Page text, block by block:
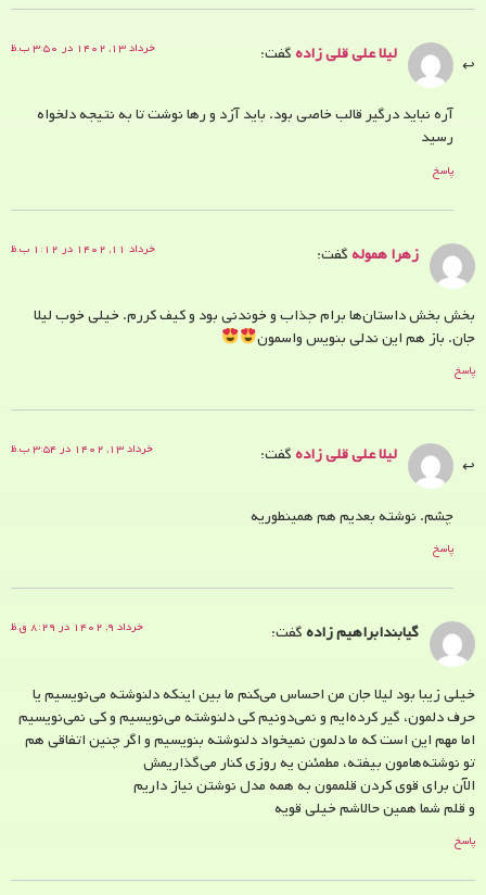
لیلا علی قلی زادهگفت: خرداد ۱۳, ۱۴۰۲ در ۳:۵۰ ب.ظ
آره نباید درگیر قالب خاصی بود. باید آزد و رها نوشت تا به نتیجه دلخواه
رسید
پاسخ
زهرا همولهگفت: خرداد ۱۱, ۱۴۰۲ در ۱:۱۲ ب.ظ
بخش بخش داستان‌ها برام جذاب و خوندنی بود و کیف کررم. خیلی خوب لیلا
جان. باز هم این ندلی بنویس واسمون
پاسخ
لیلا علی قلی زادهگفت: خرداد ۱۳, ۱۴۰۲ در ۳:۵۴ ب.ظ
چشم. نوشته بعدیم هم همینطوریه
پاسخ
گیابندابراهیم زادهگفت: خرداد ۹, ۱۴۰۲ در ۸:۲۹ ق.ظ
خیلی زیبا بود لیلا جان من احساس می‌کنم ما بین اینکه دلنوشته می‌نویسیم یا
حرف دلمون، گیر کرده‌ایم و نمی‌دونیم کی دلنوشته می‌نویسیم و کی نمی‌نویسیم
اما مهم این است که ما دلمون نمیخواد دلنوشته بنویسیم و اگر چنین اتفاقی هم
تو نوشته‌هامون بیفته، مطمئنن یه روزی کنار می‌گذاریمش
الآن برای قوی کردن قلممون به همه مدل نوشتن نیاز داریم
و قلم شما همین حالاشم خیلی قویه
پاسخ